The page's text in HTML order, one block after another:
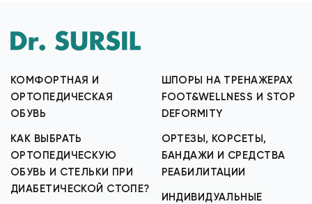
КОМФОРТНАЯ И
ОРТОПЕДИЧЕСКАЯ
ОБУВЬ
КАК ВЫБРАТЬ
ОРТОПЕДИЧЕСКУЮ
ОБУВЬ И СТЕЛЬКИ ПРИ
ДИАБЕТИЧЕСКОЙ СТОПЕ?
ШПОРЫ НА ТРЕНАЖЕРАХ
FOOT&WELLNESS И STOP
DEFORMITY
ОРТЕЗЫ, КОРСЕТЫ,
БАНДАЖИ И СРЕДСТВА
РЕАБИЛИТАЦИИ
ИНДИВИДУАЛЬНЫЕ